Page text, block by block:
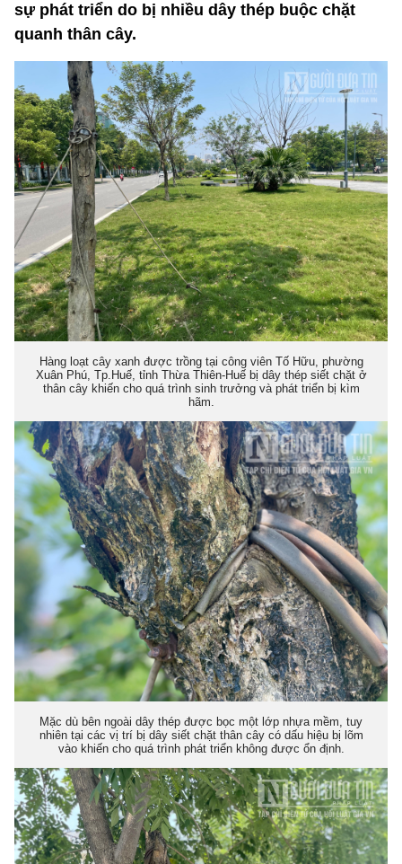
sự phát triển do bị nhiều dây thép buộc chặt
quanh thân cây.
Hàng loạt cây xanh được trồng tại công viên Tố Hữu, phường
Xuân Phú, Tp.Huế, tỉnh Thừa Thiên-Huế bị dây thép siết chặt ở
thân cây khiến cho quá trình sinh trưởng và phát triển bị kìm
hãm.
Mặc dù bên ngoài dây thép được bọc một lớp nhựa mềm, tuy
nhiên tại các vị trí bị dây siết chặt thân cây có dấu hiệu bị lõm
vào khiến cho quá trình phát triển không được ổn định.